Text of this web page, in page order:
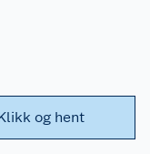
og hent